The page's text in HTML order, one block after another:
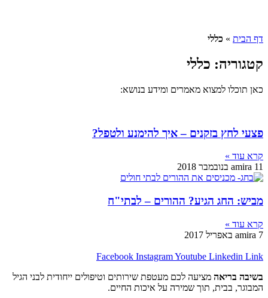
כללי
כללי
מאמרים ומידע בנושא:
בזקנים – איך להימנע ולטפל?
הגיע? ההורים – לבתי"ח
Facebook InstagramYoutube
מציעה לכם מעטפת שירותים וטיפולים ייחודית לבני הגיל
תוך שמירה על איכות החיים.